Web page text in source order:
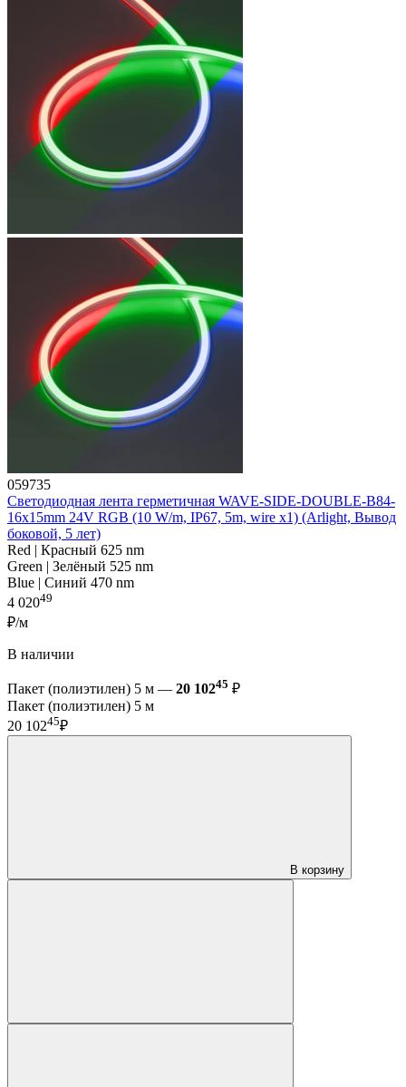
059735
Светодиодная лента герметичная WAVE-SIDE-DOUBLE-B84-
16x15mm 24V RGB (10 W/m, IP67, 5m, wire x1) (Arlight, Вывод
боковой, 5 лет)
Red | Красный 625 nm
Green | Зелёный 525 nm
Blue | Синий 470 nm
4 02049
₽/м
В наличии
Пакет (полиэтилен) 5 м — 20 10245 ₽
Пакет (полиэтилен) 5 м
20 10245₽
В корзину